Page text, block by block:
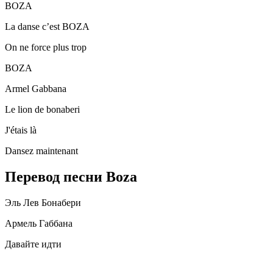
BOZA
La danse c’est BOZA
On ne force plus trop
BOZA
Armel Gabbana
Le lion de bonaberi
J'étais là
Dansez maintenant
Перевод песни Boza
Эль Лев Бонабери
Армель Габбана
Давайте идти